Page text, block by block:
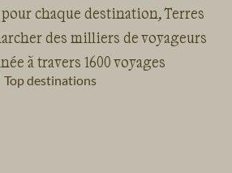
chaque destination, Terres
des milliers de voyageurs
à travers 1600 voyages
Top destinations